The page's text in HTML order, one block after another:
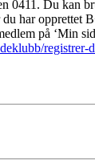
0411. Du kan
har opprettet
på ‘Min
registrer-